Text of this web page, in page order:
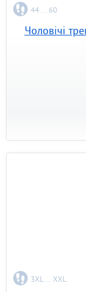
44 ... 60
Чоловічі
3XL ... XXL